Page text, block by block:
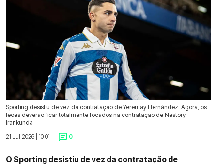
Sporting desistiu de vez da contratação de Yeremay Hernández. Agora, os
leões deverão ficar totalmente focados na contratação de Nestory
Irankunda
21 Jul 2026 | 10:01 |
0
O Sporting desistiu de vez da contratação de